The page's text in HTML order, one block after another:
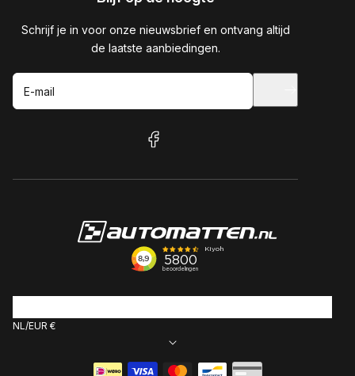
Schrijf je in voor onze nieuwsbrief en ontvang altijd
de laatste aanbiedingen.
E-mail
facebook
NL EUR €
Betaalmethoden